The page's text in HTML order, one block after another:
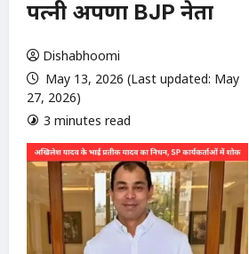
पत्नी अपर्णा BJP नेता
Dishabhoomi
May 13, 2026 (Last updated: May
27, 2026)
3 minutes read